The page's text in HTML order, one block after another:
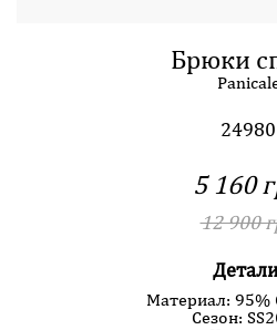
Брюки
24980
5 160
12 900
Материал: 95%
Сезон: